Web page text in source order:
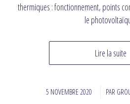
thermiques : fonctionnement, points
le
Lire la suite
5 NOVEMBRE 2020
/ PAR